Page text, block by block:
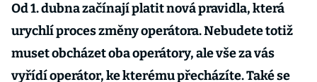
Od 1. dubna začínají platit nová pravidla, která
urychlí proces změny operátora. Nebudete totiž
muset obcházet oba operátory, ale vše za vás
vyřídí operátor, ke kterému přecházíte. Také se